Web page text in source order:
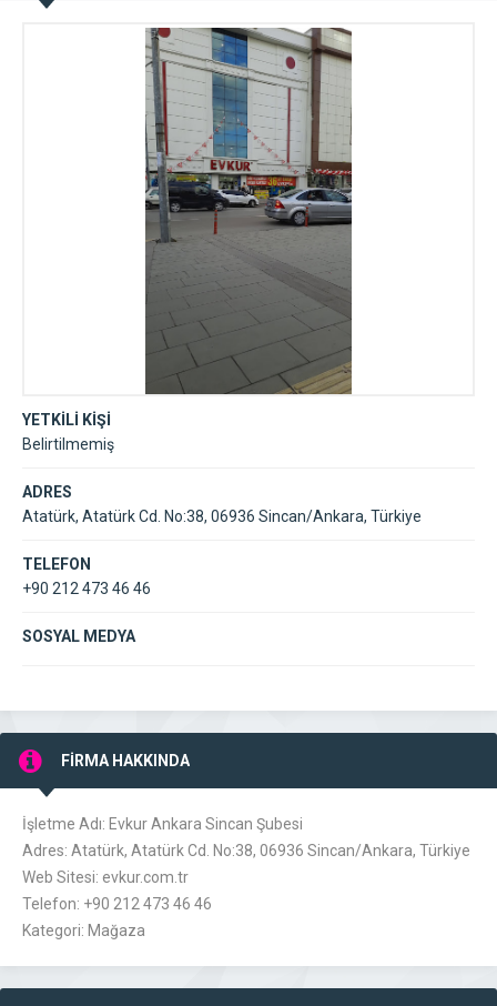
YETKİLİ KİŞİ
Belirtilmemiş
ADRES
Atatürk, Atatürk Cd. No:38, 06936 Sincan/Ankara, Türkiye
TELEFON
+90 212 473 46 46
SOSYAL MEDYA
FİRMA HAKKINDA
İşletme Adı: Evkur Ankara Sincan Şubesi
Adres: Atatürk, Atatürk Cd. No:38, 06936 Sincan/Ankara, Türkiye
Web Sitesi: evkur.com.tr
Telefon: +90 212 473 46 46
Kategori: Mağaza